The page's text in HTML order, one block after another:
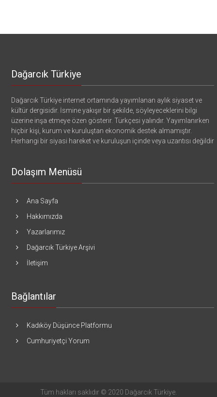
Dağarcık Türkiye
Dağarcık Türkiye internet ortamında yayımlanan aylık siyaset ve
kültür dergisidir. İsmine yakışır bir şekilde, söyleyeceklerini bilgi
üzerine inşa etmeye özen gösterir. Türkçesi yalındır. Yayımlanırken
hiçbir kişi, kurum ve kuruluştan ekonomik destek almamıştır.
Herhangi bir siyasi hareket ve kuruluşun içinde veya uzantısı değildir
Dolaşım Menüsü
Ana Sayfa
Hakkımızda
Yazarlarımız
Dağarcık Türkiye Arşivi
İletişim
Bağlantılar
Kadıköy Düşünce Platformu
Cumhuriyetçi Yorum
Tüm hakları saklıdır © 2020 Dağarcık Türkiye.